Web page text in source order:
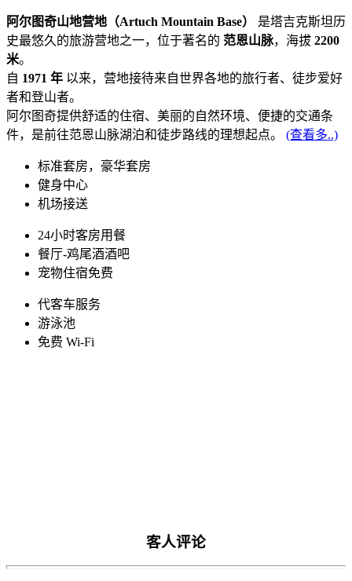
阿尔图奇山地营地（Artuch Mountain Base）
是塔吉克斯坦历
史最悠久的旅游营地之一，位于著名的 范恩山脉，海拔 2200
米。
自 1971 年 以来，营地接待来自世界各地的旅行者、徒步爱好
者和登山者。
阿尔图奇提供舒适的住宿、美丽的自然环境、便捷的交通条
件，是前往范恩山脉湖泊和徒步路线的理想起点。 (查看多..)
标准套房，豪华套房
健身中心
机场接送
24小时客房用餐
餐厅-鸡尾酒酒吧
宠物住宿免费
代客车服务
游泳池
免费 Wi-Fi
客人评论